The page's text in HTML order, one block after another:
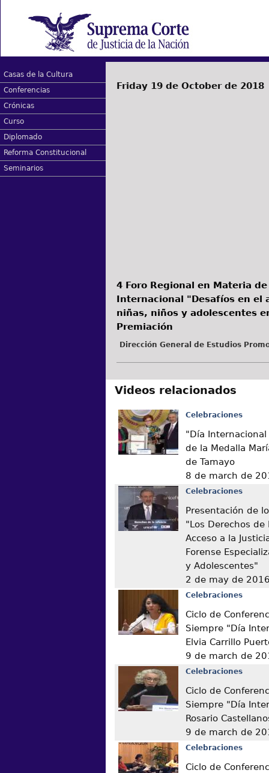
Casas de la Cultura
Conferencias
Crónicas
Curso
Diplomado
Reforma Constitucional
Seminarios
Friday 19 de October de 2018
4 Foro Regional en Materia
Internacional "Desafíos en el
niñas, niños y adolescentes
Premiación
Dirección General de Estudios
Videos relacionados
Celebraciones
"Día
de la Medalla
de Tamayo
8 de march de
Celebraciones
Presentación de
"Los Derechos
Acceso a la
Forense
y Adolescentes"
2 de may de
Celebraciones
Ciclo de
Siempre "Día
Elvia Carrillo
9 de march de
Celebraciones
Ciclo de
Siempre "Día
Rosario
9 de march de
Celebraciones
Ciclo de